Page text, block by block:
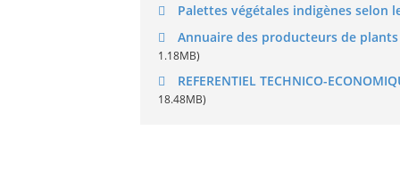
Palettes végétales indigènes selon
Annuaire des producteurs de
1.18MB)
REFERENTIEL TECHNICO-
18.48MB)